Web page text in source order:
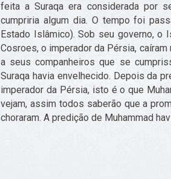
feita a Suraqa era considerada por
cumpriria algum dia. O tempo foi
Estado Islâmico). Sob seu governo, o
Cosroes, o imperador da Pérsia,
a seus companheiros que se
Suraqa havia envelhecido. Depois da
imperador da Pérsia, isto é o que
vejam, assim todos saberão que a
choraram. A predição de Muhammad